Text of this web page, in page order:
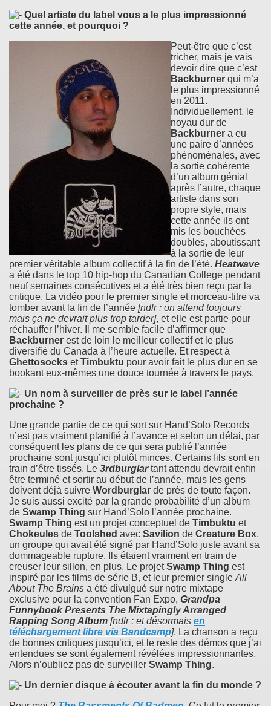
Quel artiste du label vous a le plus impressionné
cette année, et pourquoi ?
Peut-être que c’est
tricher, mais je vais
devoir dire que c’est
Backburner qui m’a
le plus impressionné
en 2011.
Individuellement, le
noyau dur de
Backburner a eu
une paire d’années
phénoménales, avec
la sortie cohérente
d’un album génial
après l’autre, chaque
artiste dans son
propre style, mais
cette année ils ont
mis les bouchées
doubles, aboutissant
à la sortie de leur
premier véritable album collectif à la fin de l’été. Heatwave
a été dans le top 10 hip-hop du Canadian College pendant
neuf semaines consécutives et a été très bien reçu par la
critique. La vidéo pour le premier single et morceau-titre va
tomber avant la fin de l’année [ndlr : on attend toujours
mais ça ne devrait plus trop tarder], et elle est partie pour
réchauffer l’hiver. Il me semble facile d’affirmer que
Backburner est de loin le meilleur collectif et le plus
diversifié du Canada à l’heure actuelle. Et respect à
Ghettosocks etTimbuktu pour avoir fait le plus dur en se
bookant eux-mêmes une douce tournée à travers le pays.
Un nom à surveiller de près sur le label l’année
prochaine ?
Une grande partie de ce qui sort sur Hand’Solo Records
n’est pas vraiment planifié à l’avance et selon un délai, par
conséquent les plans de ce qui sera publié l’année
prochaine sont jusqu’ici plutôt minces. Certains fils sont en
train d’être tissés. Le 3rdburglar tant attendu devrait enfin
être terminé et sortir au début de l’année, mais les gens
doivent déjà suivre Wordburglar de près de toute façon.
Je suis aussi excité par la grande probabilité d’un album
de Swamp Thing sur Hand’Solo l’année prochaine.
Swamp Thing est un projet conceptuel de Timbuktu et
Chokeules de Toolshed avec Savilion de Creature Box,
un groupe qui avait été signé par Hand’Solo juste avant sa
dommageable rupture. Ils étaient vraiment en train de
creuser leur sillon, en plus. Le projetSwamp Thing est
inspiré par les films de série B, et leur premier single All
About The Brains a été divulgué sur notre mixtape
exclusive pour la convention Fan Expo, Grandpa
Funnybook Presents The Mixtapingly Arranged
Rapping Song Album [ndlr : et désormais en
téléchargement libre via Bandcamp]. La chanson a reçu
de bonnes critiques jusqu’ici, et le reste des démos que j’ai
entendues se sont également révélées impressionnantes.
Alors n’oubliez pas de surveiller Swamp Thing.
Un dernier disque à écouter avant la fin du monde ?